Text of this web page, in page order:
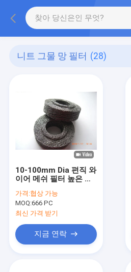
니트 그물 망 필터 (28)
10-100mm Dia 편직 와
이어 메쉬 필터 높은 필
가격:협상 가능
MOQ:666 PC
최신 가격 받기
지금 연락